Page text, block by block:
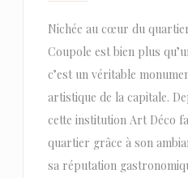
Nichée au cœur du
Coupole est bien plus
c’est un véritable
artistique de la capitale.
cette institution Art Déco
quartier grâce à son
sa réputation